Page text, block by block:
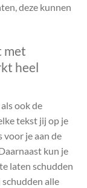
deze kunnen
met
heel
ook de
tekst jij op je
voor je aan de
kun je
laten schudden
alle